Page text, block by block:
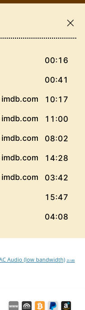
Audio (low bandwidth) 25 MB